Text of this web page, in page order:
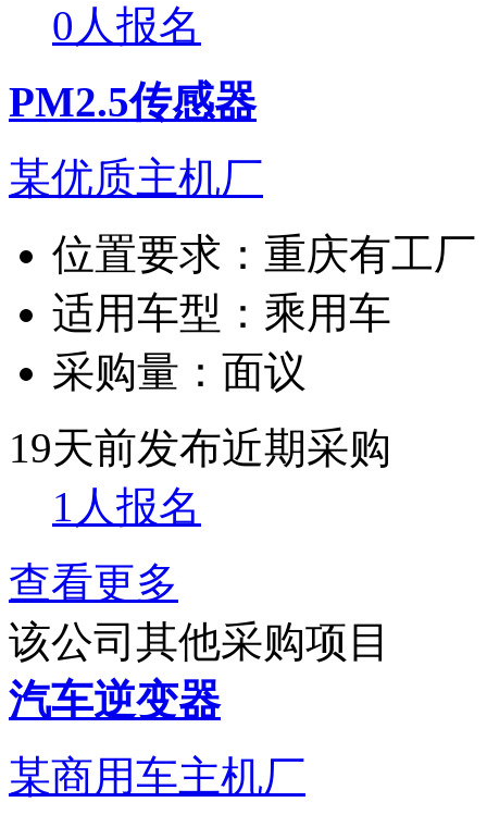
0人报名
PM2.5传感器
某优质主机厂
位置要求： 重庆有工厂
适用车型： 乘用车
采购量： 面议
19天前发布近期采购
1人报名
查看更多
该公司其他采购项目
汽车逆变器
某商用车主机厂